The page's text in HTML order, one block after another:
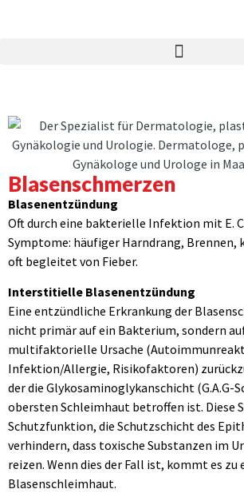
Blasenschmerzen
Blasenentzündung
Oft durch eine bakterielle Infektion mit E.
Symptome: häufiger Harndrang, Brennen,
oft begleitet von Fieber.
Interstitielle Blasenentzündung
Eine entzündliche Erkrankung der
nicht primär auf ein Bakterium, sondern
multifaktorielle Ursache
Infektion/Allergie, Risikofaktoren)
der die Glykosaminoglykanschicht (G.A.G-
obersten Schleimhaut betroffen ist. Diese
Schutzfunktion, die Schutzschicht des
verhindern, dass toxische Substanzen im
reizen. Wenn dies der Fall ist, kommt es zu
Blasenschleimhaut.